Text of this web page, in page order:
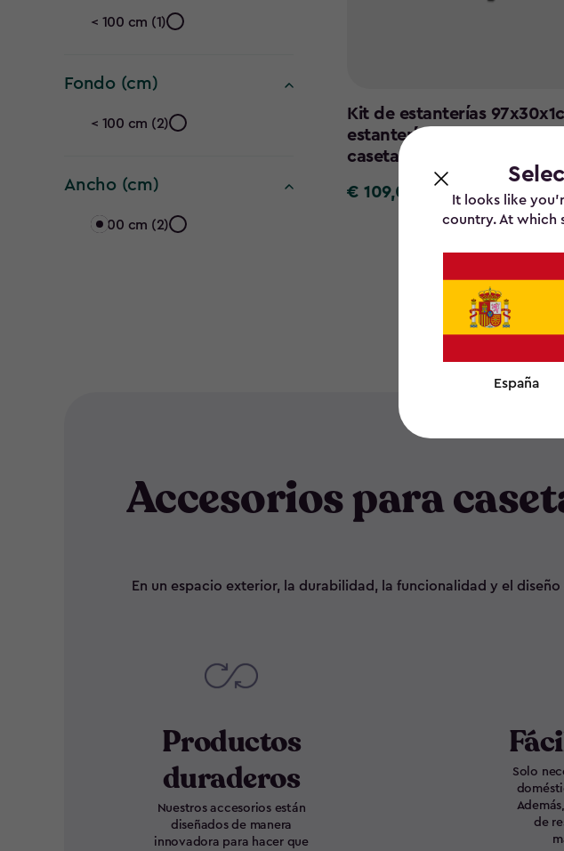
It looks like
country. At which
España
Alto
(cm)
filter
< 100 cm (1)
Fondo (cm)
Fondo
(cm)
filter
< 100 cm (2)
Ancho (cm)
Ancho
< 100 cm (2)
Kit de estanterías
estanterías NO es
casetas Factor - Negro
€
€ 109,00
Accesorios para
En un espacio exterior, la durabilidad, la funcionalidad y el
Productos
duraderos
Nuestros accesorios están
diseñados de manera
innovadora para hacer que
Solo
de